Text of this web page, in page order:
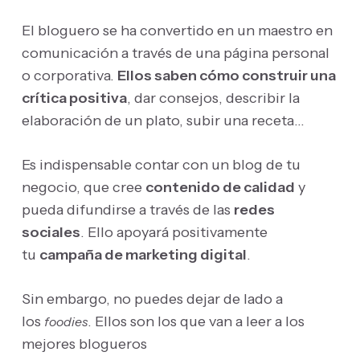
El bloguero se ha convertido en un maestro en
comunicación a través de una página personal
o corporativa. Ellos saben cómo construir una
crítica positiva, dar consejos, describir la
elaboración de un plato, subir una receta…
Es indispensable contar con un blog de tu
negocio, que cree contenido de calidad y
pueda difundirse a través de las redes
sociales. Ello apoyará positivamente
tu campaña de marketing digital.
Sin embargo, no puedes dejar de lado a
los foodies. Ellos son los que van a leer a los
mejores blogueros